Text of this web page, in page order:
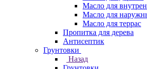
Масло для
Масло для
Масло для террас
Пропитка для дерева
Антисептик
Грунтовки
Назад